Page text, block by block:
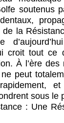
soutenus
de la
croit tout ce
À l’ère des
ne peut
sous le
: Une